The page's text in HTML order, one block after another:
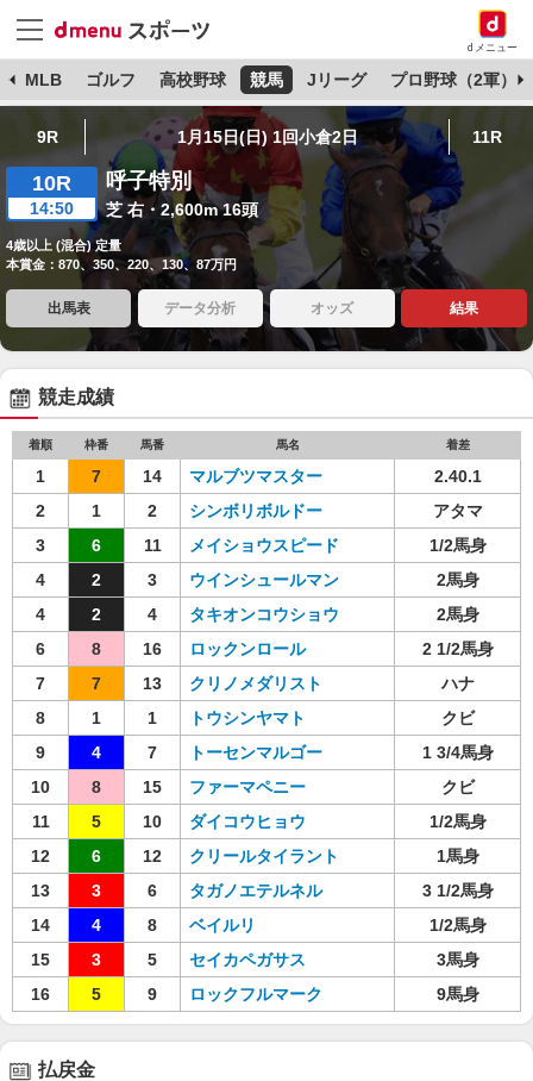
dメニュー
MLB ゴルフ 高校野球 競馬 Jリーグ プロ野球（2軍）
9R 1月15日(日) 1回小倉2日 11R
10R
14:50
呼子特別
芝 右・2,600m 16頭
4歳以上 (混合) 定量
本賞金：870、350、220、130、87万円
出馬表 データ分析 オッズ 結果
競走成績
着順 枠番 馬番 馬名 着差
1 7 14 マルブツマスター
2.40.1
2
1 2 シンボリボルドー
アタマ
3
6 11 メイショウスピード
1/2馬身
4
2 3 ウインシュールマン
2馬身
4
2 4 タキオンコウショウ
2馬身
6
8 16 ロックンロール
2 1/2馬身
7
7 13 クリノメダリスト
ハナ
8
1 1 トウシンヤマト
クビ
9
4 7 トーセンマルゴー
1 3/4馬身
10
8 15 ファーマペニー
クビ
11
5 10 ダイコウヒョウ
1/2馬身
12
6 12 クリールタイラント
1馬身
13
3 6 タガノエテルネル
3 1/2馬身
14
4 8 ベイルリ
1/2馬身
15
3 5 セイカペガサス
3馬身
16
5 9 ロックフルマーク 9馬身
払戻金